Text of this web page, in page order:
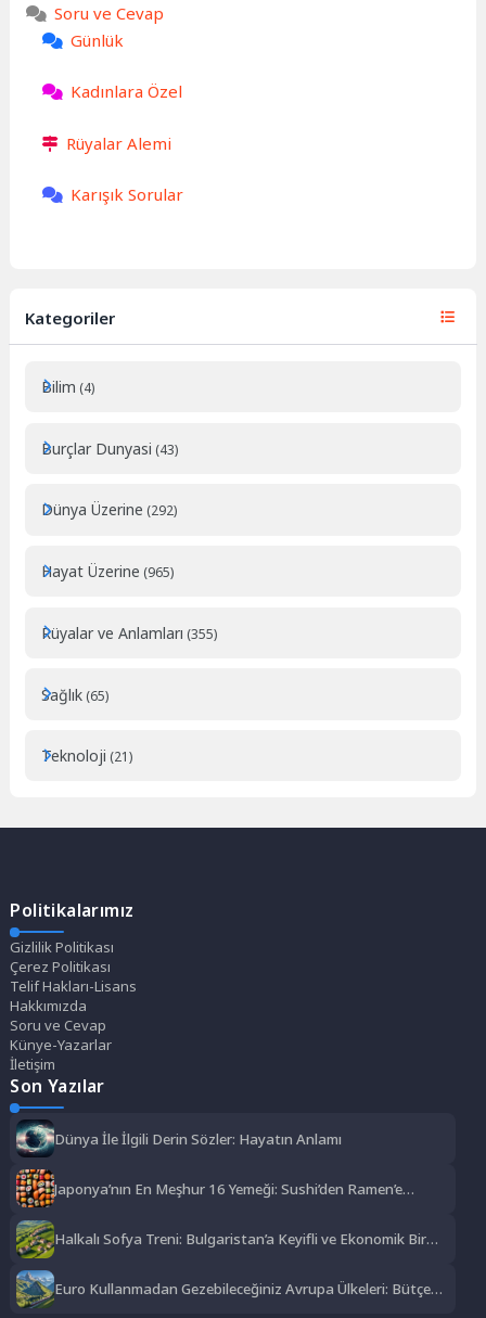
Soru ve Cevap
Günlük
Kadınlara Özel
Rüyalar Alemi
Karışık Sorular
Kategoriler
Bilim (4)
Burçlar Dunyasi (43)
Dünya Üzerine (292)
Hayat Üzerine (965)
Rüyalar ve Anlamları (355)
Sağlık (65)
Teknoloji (21)
Politikalarımız
Gizlilik Politikası
Çerez Politikası
Telif Hakları-Lisans
Hakkımızda
Soru ve Cevap
Künye-Yazarlar
İletişim
Son Yazılar
Dünya İle İlgili Derin Sözler: Hayatın Anlamı
Japonya’nın En Meşhur 16 Yemeği: Sushi’den Ramen’e
Halkalı Sofya Treni: Bulgaristan’a Keyifli ve Ekonomik Bir
Euro Kullanmadan Gezebileceğiniz Avrupa Ülkeleri: Bütçe